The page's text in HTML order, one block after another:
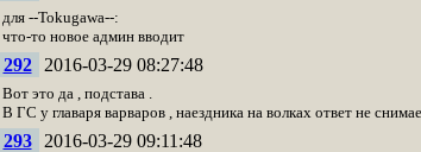
для --Tokugawa--:
что-то новое админ вводит
292 2016-03-29 08:27:48
Вот это да , подстава .
В ГС у главаря варваров , наездника на волках ответ не
293 2016-03-29 09:11:48